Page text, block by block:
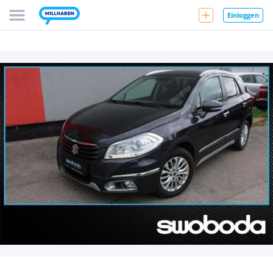
Einloggen